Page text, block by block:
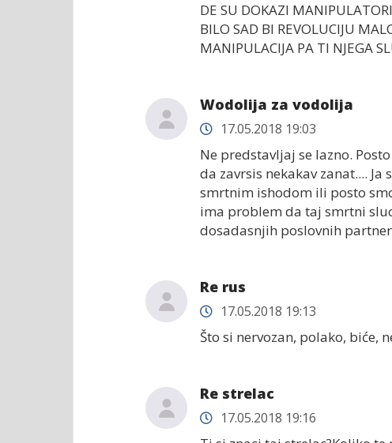
DE SU DOKAZI
BILO SAD BI REVOLUCIJU
MANIPULACIJA PA TI NJEGA
Wodolija za vodolija
17.05.2018 19:03
Ne predstavljaj se lazno.
da zavrsis nekakav zanat....
smrtnim ishodom ili posto
ima problem da taj smrtni
dosadasnjih poslovnih
Re rus
17.05.2018 19:13
Što si nervozan, polako, biće,
Re strelac
17.05.2018 19:16